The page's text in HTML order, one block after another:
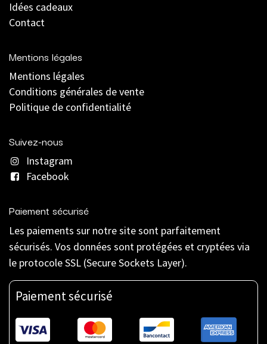
Idées cadeaux
Contact
Mentions légales
Mentions légales
Conditions générales de vente
Politique de confidentialité
Suivez-nous
Instagram
Facebook
Paiement sécurisé
Les paiements sur notre site sont parfaitement
sécurisés. Vos données sont protégées et cryptées via
le protocole SSL (Secure Sockets Layer).
Paiement sécurisé